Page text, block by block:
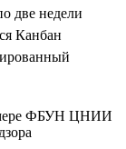
две недели
Канбан